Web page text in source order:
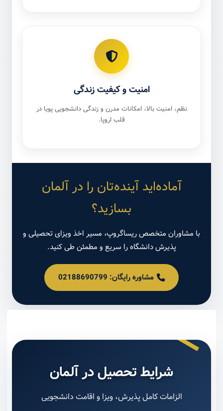
امنیت و کیفیت زندگی
نظم، امنیت بالا، امکانات مدرن و زندگی دانشجویی پویا در
قلب اروپا.
آماده‌اید آینده‌تان را در آلمان
بسازید؟
با مشاوران متخصص ریساگروپ، مسیر اخذ ویزای تحصیلی و
پذیرش دانشگاه را سریع و مطمئن طی کنید.
مشاوره رایگان: 02188690799
شرایط تحصیل در آلمان
الزامات کامل پذیرش، ویزا و اقامت دانشجویی